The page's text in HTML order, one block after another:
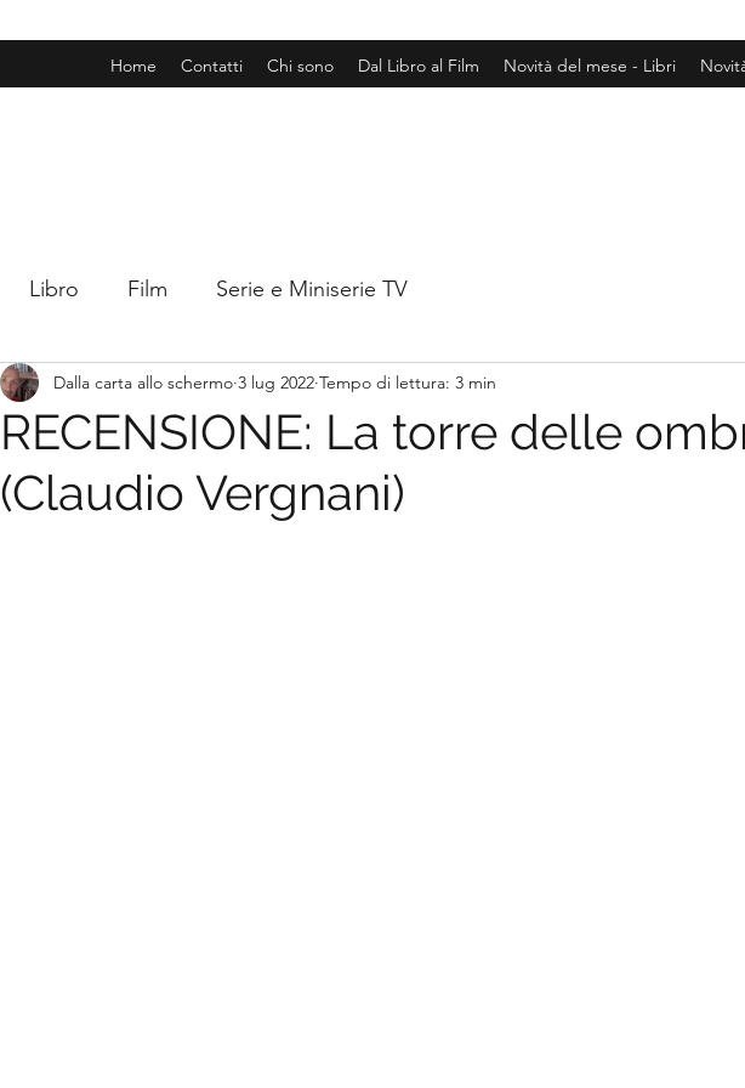
Novità del mese - Libri
Dal Libro al Film
Chi sono
Contatti
Home
Libro Film Serie e Miniserie TV
RECENSIONE: La torre delle
(Claudio Vergnani)
Dalla carta allo schermo 3 lug 2022 Tempo di lettura: 3 min